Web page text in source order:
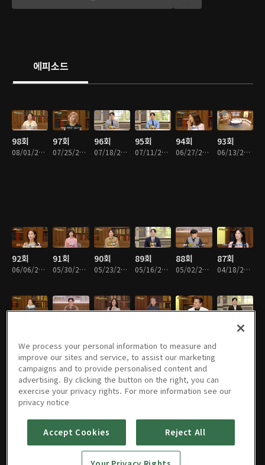
에피소드
98회
08/01/2026 • 38분
97회
07/25/2026 • 38분
96회
07/18/2026 • 38분
95회
07/11/2026 • 38분
94회
06/27/2026 • 38분
93회
06/13/2026 • 38분
92회
06/06/2026 • 38분
91회
05/30/2026 • 38분
90회
05/23/2026 • 38분
89회
05/16/2026 • 38분
88회
05/02/2026 • 38분
87회
04/18/2026 • 38분
80회
02/21/2026 • 38분
79회 78회 77회 76회 75회
We process your personal information to measure and
improve our sites and service, to assist our marketing
campaigns and to provide personalised content and
advertising. By clicking the button on the right, you can
exercise your privacy rights. For more information see our
privacy notice
Accept Cookies Reject All